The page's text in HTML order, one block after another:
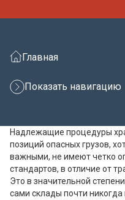
Главная
Показать навигацию
Надлежащие процедуры
позиций опасных грузов,
важными, не имеют четко
стандартов, в отличие от
Это в значительной
сами склады почти